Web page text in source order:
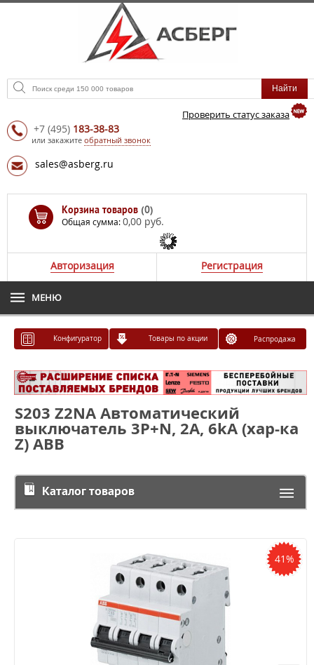
Проверить статус заказа
+7 (495) 183-38-83
или закажите обратный звонок
sales@asberg.ru
Корзина товаров (0)
Общая сумма:0,00 руб.
Авторизация Регистрация
МЕНЮ
Конфигуратор Товары по акции Распродажа
S203 Z2NA Автоматический
выключатель 3P+N, 2А, 6kA (хар-ка
Z) ABB
Каталог товаров
41%